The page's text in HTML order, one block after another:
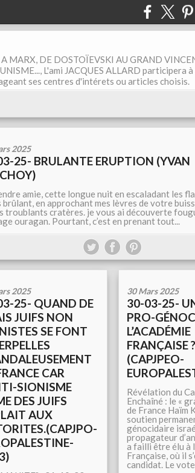
MARX, DE DOSTOÏEVSKI AU GRAND
L'ami JACQUES ALLARD participera
ses centres d'intérets ou articles choisis.
2025
25- BRULANTE ERUPTION (YVAN
amie, cette longue nuit en escaladant les
brûlant, en approchant mes lèvres de votre
troublants cratères. je vous ai découverte
ouragan. Pourtant, c’est en prenant tout...
2025
25- QUAND DE
JUIFS NON
SE FONT
CAR
SIONISME
DES JUIFS
AUX
30 Mars 2025
30-03-25-
PRO-
L’ACADÉMIE
FRANÇAISE ?
(CAPJPEO-
Révélation du
Enchaîné : le «
de France Haïm
soutien
génocidaire
propagateur
a failli être élu à
Française, où il
candidat. Le